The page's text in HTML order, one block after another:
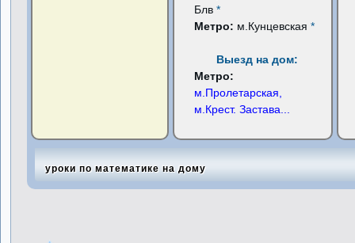
Блв*
Метро: м.Кунцевская*
Выезд на дом:
Метро:
м.Пролетарская,
м.Крест. Застава
уроки по математике на дому